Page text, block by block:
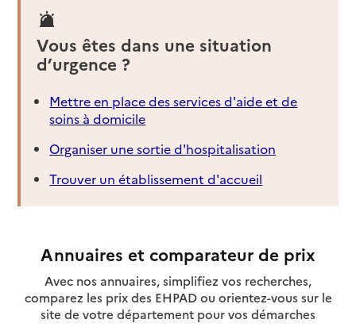
Vous êtes dans une situation
d’urgence ?
Mettre en place des services d'aide et de
soins à domicile
Organiser une sortie d'hospitalisation
Trouver un établissement d'accueil
Annuaires et comparateur de prix
Avec nos annuaires, simplifiez vos recherches,
comparez les prix des EHPAD ou orientez-vous sur le
site de votre département pour vos démarches